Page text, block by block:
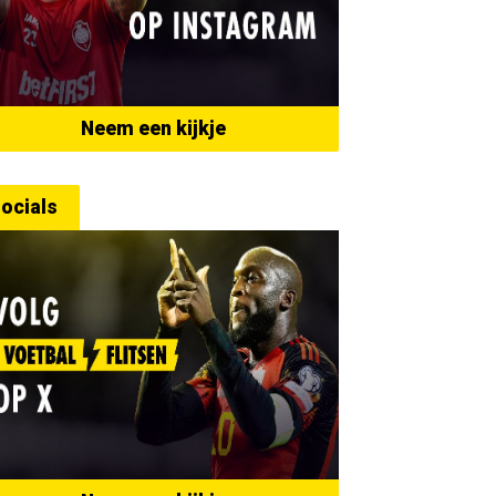
Neem een kijkje